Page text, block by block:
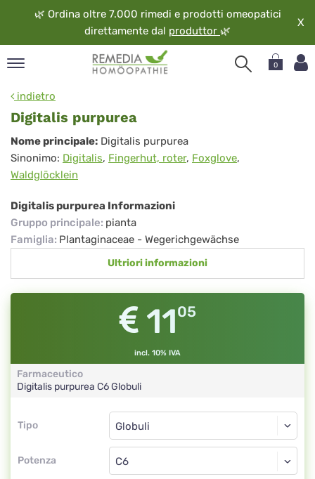
🌿 Ordina oltre 7.000 rimedi e prodotti omeopatici
direttamente dal produttor 🌿
X
0
indietro
Digitalis purpurea
Digitalis
purpurea
Nome principale: Digitalis purpurea
Sinonimo: Digitalis, Fingerhut, roter, Foxglove,
Waldglöcklein
Digitalis purpurea Informazioni
Gruppo principale: pianta
Famiglia: Plantaginaceae - Wegerichgewächse
Ultriori informazioni
1105
incl. 10% IVA
Farmaceutico
Digitalis purpurea C6Globuli
Tipo
Tipo
Potenza
Globuli
C6